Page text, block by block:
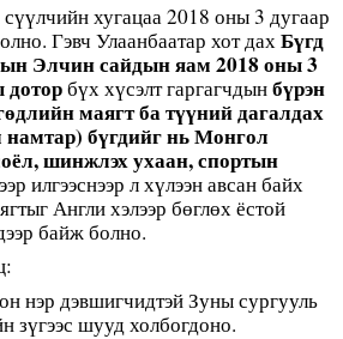
хугацаа 2018 оны 3 дугаар
Гэвч Улаанбаатар хот дахБүгд
Элчинсайдыняам 2018 оны 3
доторбүх хүсэлт гаргагчдынбүрэн
өдлийнмаягтбатүүнийдагалдах
бүгдийг нь Монгол
шинжлэх ухаан, спортын
илгээснээр л хүлээн авсан байх
Англи хэлээр бөглөх ёстой
байж болно.
нэр дэвшигчидтэй Зуны сургууль
зүгээс шууд холбогдоно.